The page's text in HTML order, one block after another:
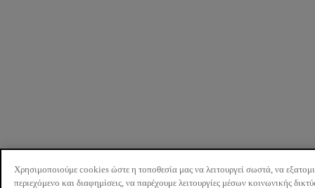
Χρησιμοποιούμε cookies ώστε η τοποθεσία μας να λειτουργεί σωστά, να
περιεχόμενο και διαφημίσεις, να παρέχουμε λειτουργίες μέσων κοινωνικής